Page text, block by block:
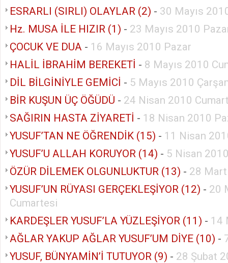
ESRARLI (SIRLI) OLAYLAR (2) - 30 Mayıs
Hz. MUSA İLE HIZIR (1) - 23 Mayıs 2010
ÇOCUK VE DUA - 16 Mayıs 2010 Pazar
HALİL İBRAHİM BEREKETİ - 8 Mayıs 2010
DİL BİLGİNİYLE GEMİCİ - 5 Mayıs 2010
BİR KUŞUN ÜÇ ÖĞÜDÜ - 24 Nisan 2010
SAĞIRIN HASTA ZİYARETİ - 18 Nisan 2010
YUSUF’TAN NE ÖĞRENDİK (15) - 11 Nisan
YUSUF’U ALLAH KORUYOR (14) - 5 Nisan
ÖZÜR DİLEMEK OLGUNLUKTUR (13) - 28
YUSUF’UN RÜYASI GERÇEKLEŞİYOR (12) - 20
Cumartesi
KARDEŞLER YUSUF’LA YÜZLEŞİYOR (11) - 14
AĞLAR YAKUP AĞLAR YUSUF’UM DİYE (10) -
YUSUF, BÜNYAMİN’İ TUTUYOR (9) - 28 Şubat